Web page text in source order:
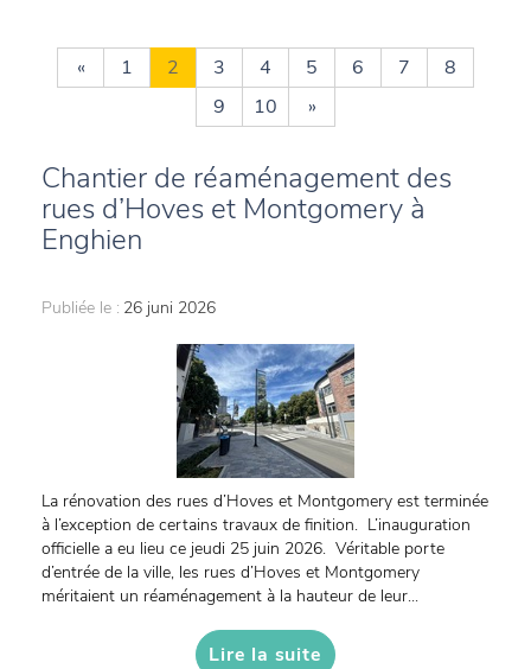
« 1 2 3 4 5 6 7
8
9
10 »
Chantier de réaménagement des
rues d’Hoves et Montgomery à
Enghien
Publiée le : 26 juni 2026
La rénovation des rues d’Hoves et Montgomery est terminée
à l’exception de certains travaux de finition. L’inauguration
officielle a eu lieu ce jeudi 25 juin 2026. Véritable porte
d’entrée de la ville, les rues d’Hoves et Montgomery
méritaient un réaménagement à la hauteur de leur...
Lire la suite